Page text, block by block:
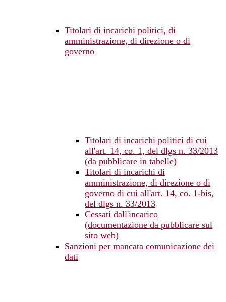
Titolari di incarichi politici, di
amministrazione, di direzione o di
governo
Titolari di incarichi politici di cui
all'art. 14, co. 1, del dlgs n. 33/2013
(da pubblicare in tabelle)
Titolari di incarichi di
amministrazione, di direzione o di
governo di cui all'art. 14, co. 1-bis,
del dlgs n. 33/2013
Cessati dall'incarico
(documentazione da pubblicare sul
sito web)
Sanzioni per mancata comunicazione dei
dati